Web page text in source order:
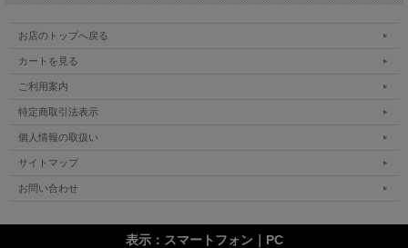
お店のトップへ戻る
カートを見る
ご利用案内
特定商取引法表示
個人情報の取扱い
サイトマップ
お問い合わせ
表示：スマートフォン｜ PC